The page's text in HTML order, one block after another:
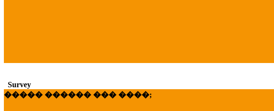
Survey
����� ������ ��� ����;